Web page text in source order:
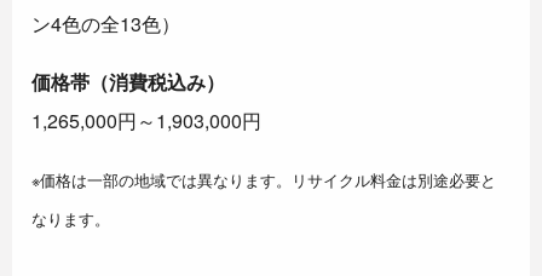
ン4色の全13色）
価格帯（消費税込み）
1,265,000円～1,903,000円
※価格は一部の地域では異なります。リサイクル料金は別途必要と
なります。